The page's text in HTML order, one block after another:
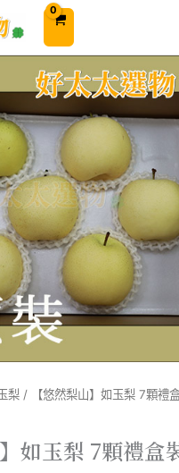
梨 / 【悠然梨山】如玉梨 7顆禮
如玉梨 7顆禮盒